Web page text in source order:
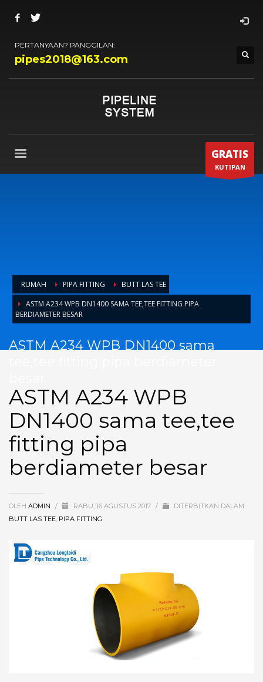
PERTANYAAN? PANGGILAN:
pipes2018@163.com
GRATIS
KUTIPAN
RUMAH PIPA FITTING
BUTT LAS TEE
ASTM A234 WPB DN1400 SAMA TEE,TEE FITTING PIPA
BERDIAMETER BESAR
ASTM A234 WPB DN1400 sama
ASTM A234 WPB
DN1400 sama tee,tee
fitting pipa
berdiameter besar
OLEH ADMIN / RABU, 16 AGUSTUS 2017 /
DITERBITKAN DALAM
BUTT LAS TEE, PIPA FITTING